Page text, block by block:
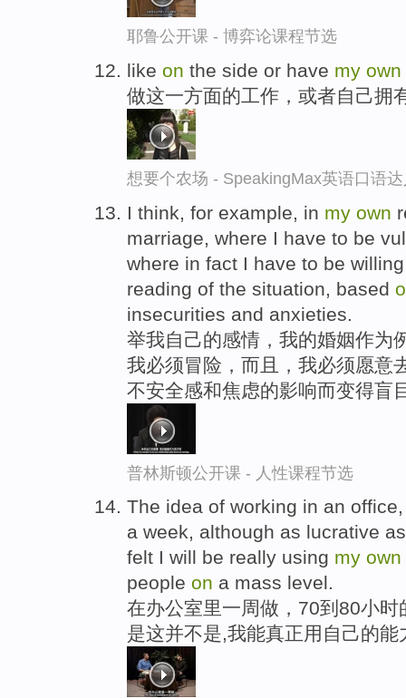
耶鲁公开课 - 博弈论课程节选
like on the side or have my own
做这一方面的工作，或者自己拥
想要个农场 - SpeakingMax英语口语
I think, for example, in my own
marriage, where I have to be
where in fact I have to be
reading of the situation, based
insecurities and anxieties.
举我自己的感情，我的婚姻作为
我必须冒险，而且，我必须愿意
不安全感和焦虑的影响而变得盲
普林斯顿公开课 - 人性课程节选
The idea of working in an
a week, although as lucrative
felt I will be really using my own
people on a mass level.
在办公室里一周做，70到80小
是这并不是,我能真正用自己的